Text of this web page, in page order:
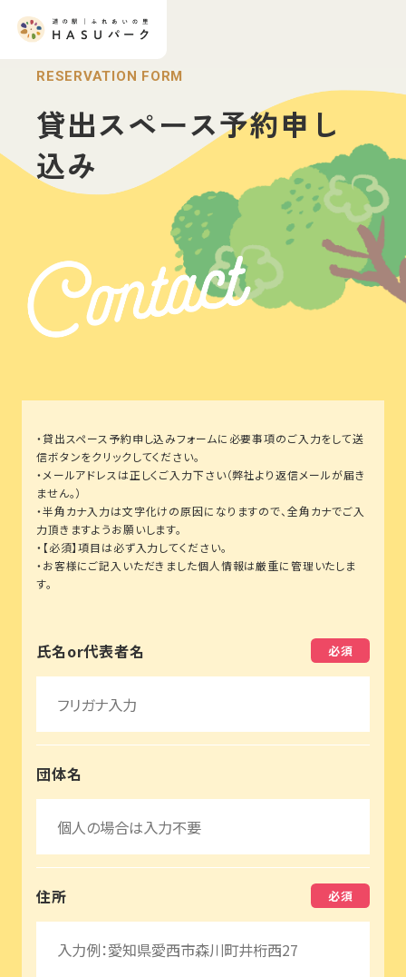
HOME
施設一覧
遊具広場
花はす田
じゃぶじゃぶ池
RESERVATION FORM
貸出スペース予約申し
込み
貸出スペース予約申し込みフォームに必要事項のご入力をして送
信ボタンをクリックしてください。
メールアドレスは正しくご入力下さい（弊社より返信メールが届き
ません。）
半角カナ入力は文字化けの原因になりますので、全角カナでご入
力頂きますようお願いします。
【必須】項目は必ず入力してください。
お客様にご記入いただきました個人情報は厳重に管理いたしま
す。
氏名or代表者名
団体名
住所